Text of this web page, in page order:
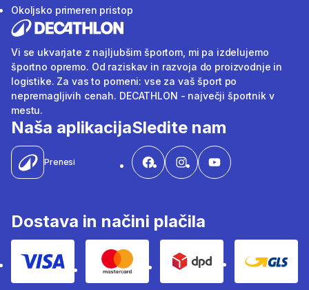
Okoljsko primeren pristop
Vi se ukvarjate z najljubšim športom, mi pa izdelujemo
športno opremo. Od raziskav in razvoja do proizvodnje in
logistike. Za vas to pomeni: vse za vaš šport po
nepremagljivih cenah. DECATHLON - največji športnik v
mestu.
Naša aplikacija
Prenesi
Sledite nam
Dostava in načini plačila
Visa Mastercard Dpd Gls